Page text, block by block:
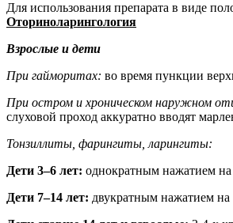
Для использования препарата в виде
Оториноларингология
Взрослые и дети
При гайморитах: во время пункции
При остром и хроническом наружном
слуховой проход аккуратно вводят
Тонзиллиты, фарингиты, ларингиты:
Дети 3–6 лет: однократным нажатием
Дети 7–14 лет: двукратным нажатием на